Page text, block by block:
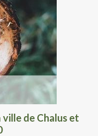
ville de Chalus et